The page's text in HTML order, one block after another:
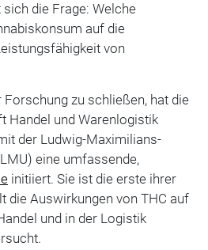
die Frage: Welche
auf die
von
Forschung zu schließen, hat die
Handel und Warenlogistik
der Ludwig-Maximilians-
eine umfassende,
initiiert. Sie ist die erste ihrer
die Auswirkungen von THC auf
und in der Logistik